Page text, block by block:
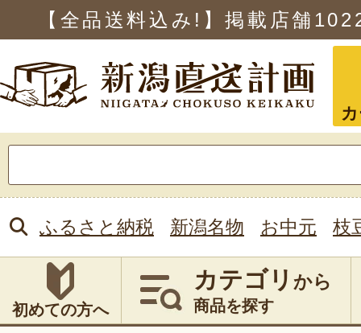
【全品送料込み!】掲載店舗
索:
ふるさと納税 新潟名物 お中元 枝
初めての方へ
カテゴリ から
商品を探す